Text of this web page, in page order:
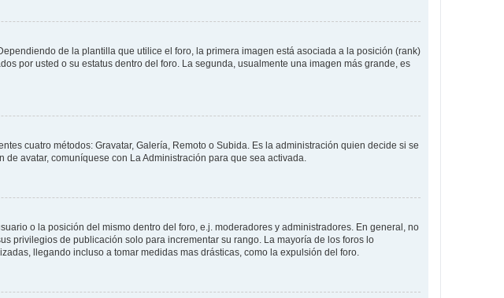
de la plantilla que utilice el foro, la primera imagen está asociada a la posición (rank)
por usted o su estatus dentro del foro. La segunda, usualmente una imagen más grande, es
cuatro métodos: Gravatar, Galería, Remoto o Subida. Es la administración quien decide si se
avatar, comuníquese con La Administración para que sea activada.
o la posición del mismo dentro del foro, e.j. moderadores y administradores. En general, no
privilegios de publicación solo para incrementar su rango. La mayoría de los foros lo
llegando incluso a tomar medidas mas drásticas, como la expulsión del foro.